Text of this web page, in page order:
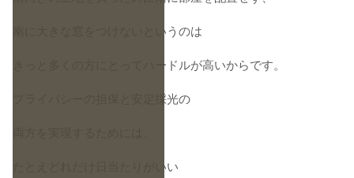
南に大きな窓をつけないというのは
きっと多くの方にとってハードルが高いからです。
プライバシーの担保と安定採光の
たとえどれだけ日当たりがいい